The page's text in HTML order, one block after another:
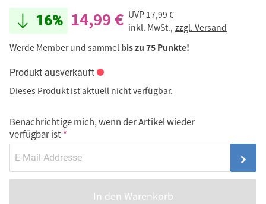
16% 14,99 € UVP 17,99 €
inkl. MwSt., zzgl. Versand
Werde Member und sammel bis zu 75 Punkte!
Produkt ausverkauft
Dieses Produkt ist aktuell nicht verfügbar.
Benachrichtige mich, wenn der Artikel wieder
verfügbar ist
In den Warenkorb